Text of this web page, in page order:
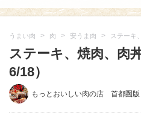
うまい肉 > 肉 > 安うま肉 > ステーキ
ステーキ、焼肉、肉
6/18）
もっとおいしい肉の店 首都圏版